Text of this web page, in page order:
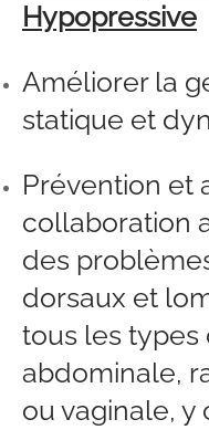
Hypopressive
Améliorer la
statique et
Prévention et
collaboration
des
dorsaux et
tous les types
abdominale,
ou vaginale, y